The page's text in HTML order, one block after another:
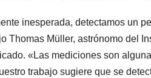
inesperada, detectamos un
Thomas Müller, astrónomo del
«Las mediciones son
trabajo sugiere que se